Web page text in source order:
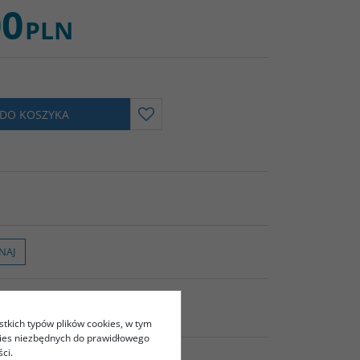
PLN
KOSZYKA
typów plików cookies, w tym
niezbędnych do prawidłowego